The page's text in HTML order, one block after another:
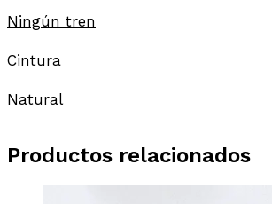
Ningún tren
Cintura
Natural
Productos relacionados